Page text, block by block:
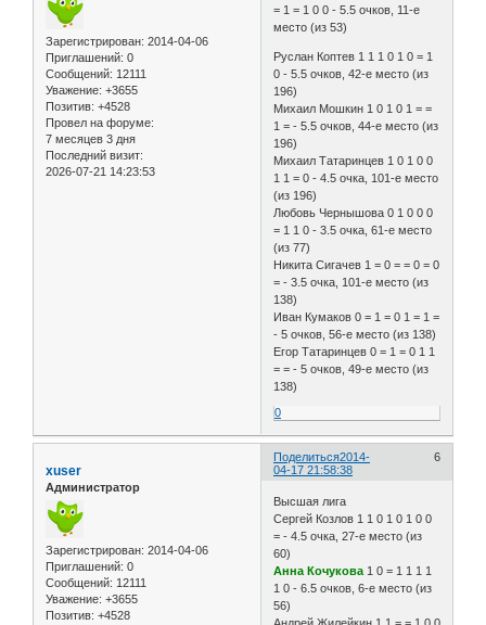
Зарегистрирован: 2014-04-06
Приглашений: 0
Сообщений: 12111
Уважение: +3655
Позитив: +4528
Провел на форуме:
7 месяцев 3 дня
Последний визит:
2026-07-21 14:23:53
= 1 = 1 0 0 - 5.5 очков, 11-е
место (из 53)
Руслан Коптев 1 1 1 0 1 0 = 1
0 - 5.5 очков, 42-е место (из
196)
Михаил Мошкин 1 0 1 0 1 = =
1 = - 5.5 очков, 44-е место (из
196)
Михаил Татаринцев 1 0 1 0 0
1 1 = 0 - 4.5 очка, 101-е место
(из 196)
Любовь Чернышова 0 1 0 0 0
= 1 1 0 - 3.5 очка, 61-е место
(из 77)
Никита Сигачев 1 = 0 = = 0 = 0
= - 3.5 очка, 101-е место (из
138)
Иван Кумаков 0 = 1 = 0 1 = 1 =
- 5 очков, 56-е место (из 138)
Егор Татаринцев 0 = 1 = 0 1 1
= = - 5 очков, 49-е место (из
138)
0
Поделиться 6
2014-
04-17 21:58:38
xuser
Администратор
Зарегистрирован: 2014-04-06
Приглашений: 0
Сообщений: 12111
Уважение: +3655
Позитив: +4528
Высшая лига
Сергей Козлов 1 1 0 1 0 1 0 0
= - 4.5 очка, 27-е место (из
60)
Анна Кочукова 1 0 = 1 1 1 1
1 0 - 6.5 очков, 6-е место (из
56)